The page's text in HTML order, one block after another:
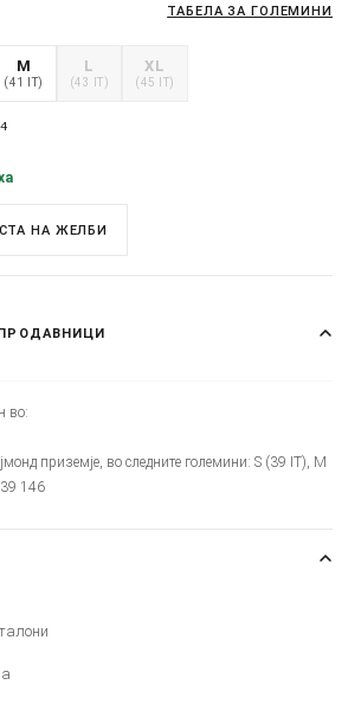
ТАБЕЛА ЗА ГОЛЕМИНИ
M
(41 IT)
L
(43 IT)
XL
(45 IT)
НА ЖЕЛБИ
во:
приземје, во следните големини: S (39 IT), M
146